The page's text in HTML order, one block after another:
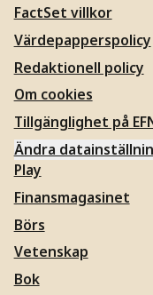
FactSet villkor
Värdepapperspolicy
Redaktionell policy
Om cookies
Tillgänglighet på
Ändra
Play
Finansmagasinet
Börs
Vetenskap
Bok